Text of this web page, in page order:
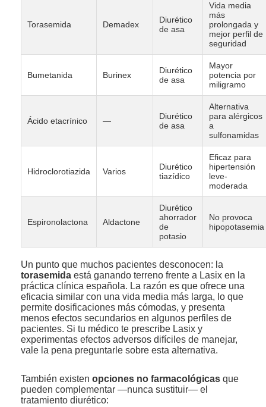
Torasemida Demadex
Diurético
de asa
Vida media
más
prolongada y
mejor perfil de
seguridad
Bumetanida Burinex
Diurético
de asa
Mayor
potencia por
miligramo
Ácido etacrínico —
Diurético
de asa
Alternativa
para alérgicos
a
sulfonamidas
Hidroclorotiazida Varios
Diurético
tiazídico
Eficaz para
hipertensión
leve-
moderada
Espironolactona Aldactone
Diurético
ahorrador
de
potasio
No provoca
hipopotasemia
Un punto que muchos pacientes desconocen: la
torasemida está ganando terreno frente a Lasix en la
práctica clínica española. La razón es que ofrece una
eficacia similar con una vida media más larga, lo que
permite dosificaciones más cómodas, y presenta
menos efectos secundarios en algunos perfiles de
pacientes. Si tu médico te prescribe Lasix y
experimentas efectos adversos difíciles de manejar,
vale la pena preguntarle sobre esta alternativa.
También existen opciones no farmacológicas que
pueden complementar —nunca sustituir— el
tratamiento diurético: